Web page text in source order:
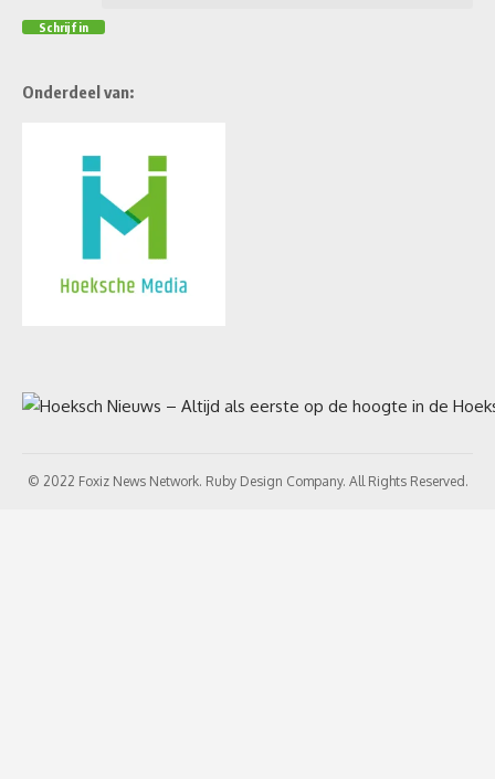
Onderdeel van:
© 2022 Foxiz News Network. Ruby Design Company. All Rights Reserved.